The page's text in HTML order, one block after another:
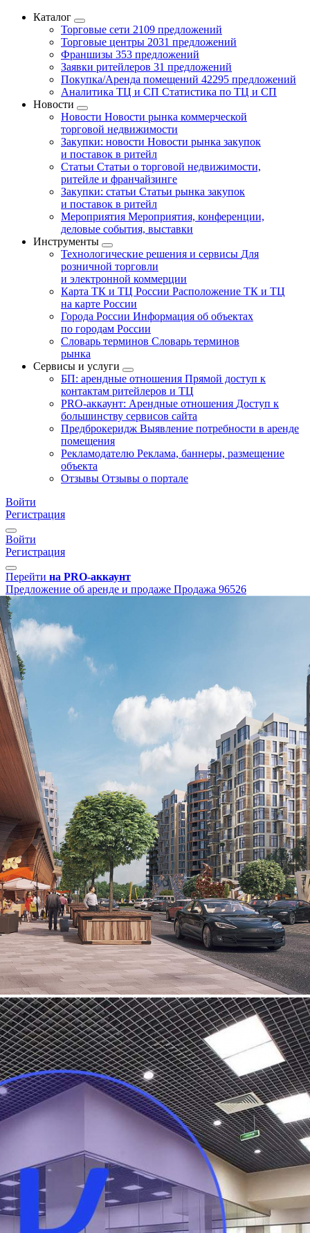
Каталог
Торговые сети 2109 предложений
Торговые центры 2031 предложений
Франшизы 353 предложений
Заявки ритейлеров 31 предложений
Покупка/Аренда помещений 42295 предложений
Аналитика ТЦ и СП Статистика по ТЦ и СП
Новости
Новости Новости рынка коммерческой
торговой недвижимости
Закупки: новости Новости рынка закупок
и поставок в ритейл
Статьи Статьи о торговой недвижимости,
ритейле и франчайзинге
Закупки: статьи Статьи рынка закупок
и поставок в ритейл
Мероприятия Мероприятия, конференции,
деловые события, выставки
Инструменты
Технологические решения и сервисы Для
розничной торговли
и электронной коммерции
Карта ТК и ТЦ России Расположение ТК и ТЦ
на карте России
Города России Информация об объектах
по городам России
Словарь терминов Словарь терминов
рынка
Сервисы и услуги
БП: арендные отношения Прямой доступ к
контактам ритейлеров и ТЦ
PRO-аккаунт: Арендные отношения Доступ к
большинству сервисов сайта
Предброкеридж Выявление потребности в аренде
помещения
Рекламодателю Реклама, баннеры, размещение
объекта
Отзывы Отзывы о портале
Войти
Регистрация
Войти
Регистрация
Перейти на PRO-аккаунт
Предложение об аренде и продаже Продажа 96526
Продажа
Жилой дом
96526 - П. ДЕСЕНОВСКОЕ,
ПОСЕЛОК ВАТУТИНКИ,
ЖИЛОЙ КОМПЛЕКС
РАШЕН ДИЗАЙН
ДИСТРИКТ, Д.К4Б